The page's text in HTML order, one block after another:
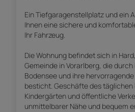
Ein Tiefgaragenstellplatz und ein
Ihnen eine sichere und
Ihr Fahrzeug.
Die Wohnung befindet sich in
Gemeinde in Vorarlberg, die durch
Bodensee und ihre
besticht. Geschäfte des täglichen
Kindergärten und öffentliche
unmittelbarer Nähe und bequem